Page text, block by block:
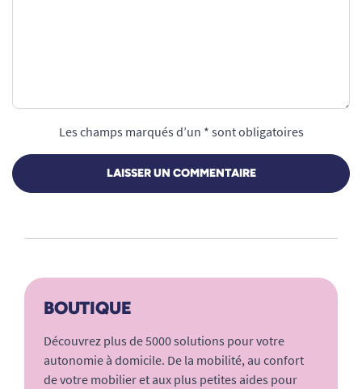
Les champs marqués d’un * sont obligatoires
LAISSER UN COMMENTAIRE
BOUTIQUE
Découvrez plus de 5000 solutions pour votre
autonomie à domicile. De la mobilité, au confort
de votre mobilier et aux plus petites aides pour